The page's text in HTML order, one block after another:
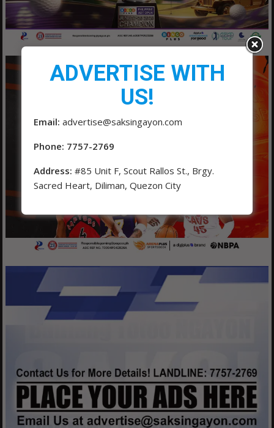
ADVERTISE WITH
US!
Email: advertise@saksingayon.com
Phone: 7757-2769
Address: #85 Unit F, Scout Rallos St., Brgy.
Sacred Heart, Diliman, Quezon City